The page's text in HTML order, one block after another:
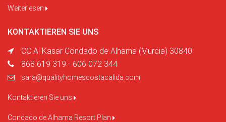
Weiterlesen
KONTAKTIEREN SIE UNS
CC Al Kasar Condado de Alhama (Murcia) 30840
868 619 319 - 606 072 344
sara@qualityhomescostacalida.com
Kontaktieren Sie uns
Condado de Alhama Resort Plan